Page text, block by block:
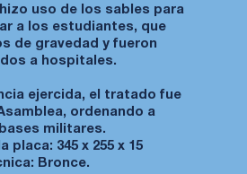
uso de los sables para
a los estudiantes, que
de gravedad y fueron
a hospitales.
ejercida, el tratado fue
ordenando a
militares.
placa: 345 x 255 x 15
Bronce.